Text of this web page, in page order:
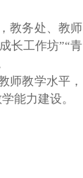
，教务处、教师
长工作坊”“青
师教学水平，
能力建设。